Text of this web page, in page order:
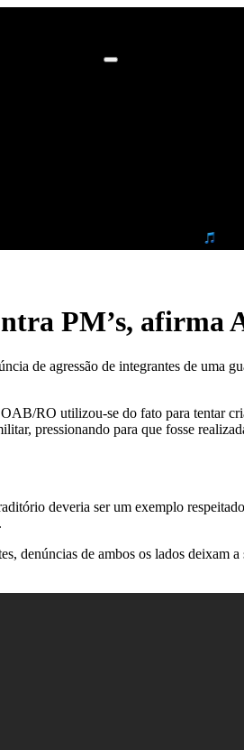
PM’s, afirma
de agressão de integrantes de uma
RO utilizou-se do fato para tentar
pressionando para que fosse
deveria ser um exemplo
denúncias de ambos os lados